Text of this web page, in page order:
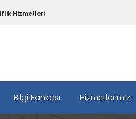
Hizmetleri
Bilgi Bankası Hizmetlerimiz